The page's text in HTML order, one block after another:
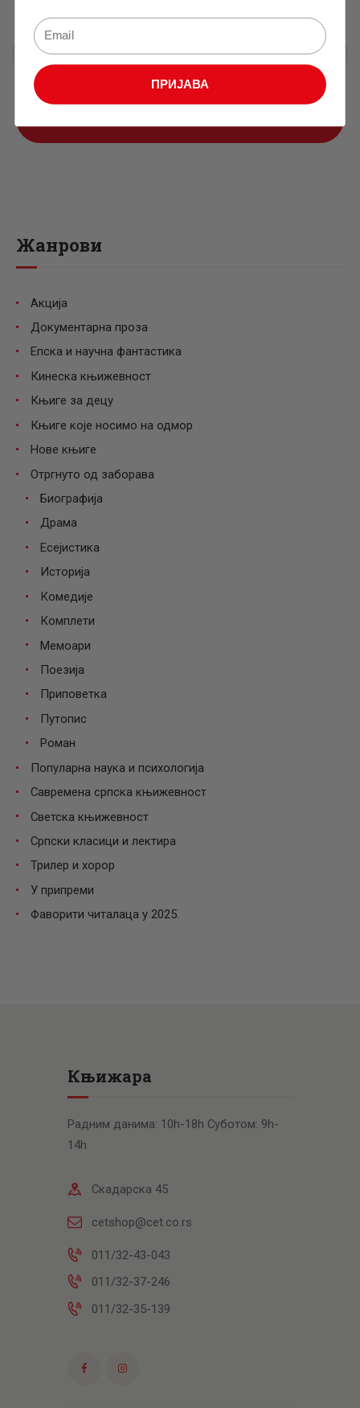
Жанрови
Акција
Документарна проза
Епска и научна фантастика
Кинеска књижевност
Књиге за децу
Књиге које носимо на одмор
Нове књиге
Отргнуто од заборава
Биографија
Драма
Есејистика
Историја
Комедије
Комплети
Мемоари
Поезија
Приповетка
Путопис
Роман
Популарна наука и психологија
Савремена српска књижевност
Светска књижевност
Српски класици и лектира
Трилер и хорор
У припреми
Фаворити читалаца у 2025.
Књижара
Радним данима: 10h-18h Суботом: 9h-
14h
Скадарска 45
cetshop@cet.co.rs
011/32-43-043
011/32-37-246
011/32-35-139
ПРИЈАВА